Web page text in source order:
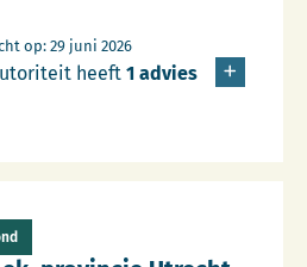
op: 29 juni 2026
heeft 1 advies